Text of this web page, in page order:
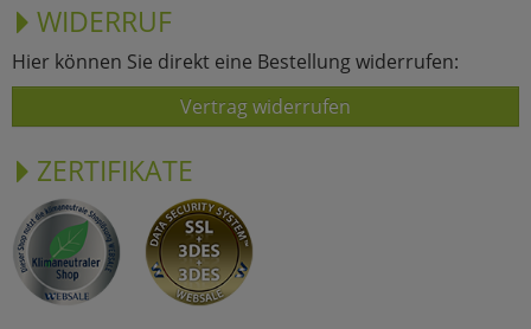
WIDERRUF
Hier können Sie direkt eine Bestellung widerrufen:
Vertrag widerrufen
ZERTIFIKATE